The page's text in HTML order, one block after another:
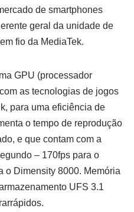
de smartphones
geral da unidade de
fio da MediaTek.
GPU (processador
as tecnologias de jogos
para uma eficiência de
o tempo de reprodução
e que contam com a
– 170fps para o
o Dimensity 8000. Memória
UFS 3.1